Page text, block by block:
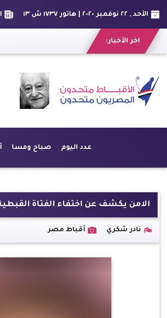
الأحد , ٢٢ نوفمبر ٢٠٢٠ | هاتور ١٧٣٧ ش ١٣
اخر الأخبار:
عدد اليوم صباح ومسا
الامن يكشف عن اختفاء الفتاة
نادر شكري أقباط مصر